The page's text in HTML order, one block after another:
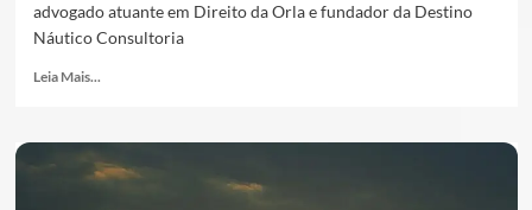
advogado atuante em Direito da Orla e fundador da Destino
Náutico Consultoria
Leia Mais...